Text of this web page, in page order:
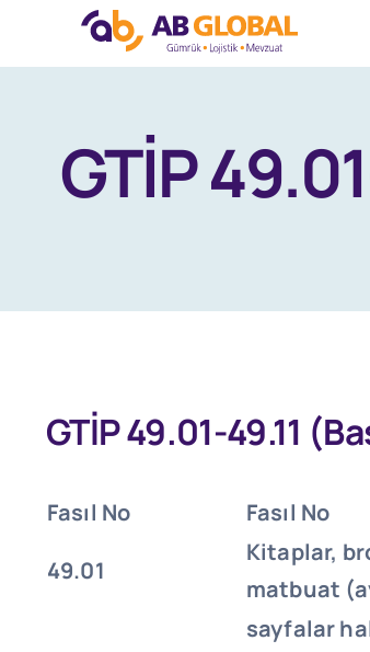
contentGTİP
Larger
GTİP 49.01-49.11
Fasıl No
Fasıl No
49.01
Kitaplar,
matbuat
sayfalar